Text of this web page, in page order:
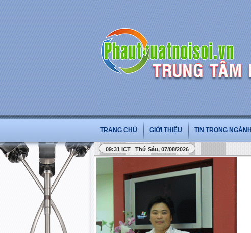
TRANG CHỦ GIỚI THIỆU TIN TRONG NGÀNH
09:31 ICT Thứ Sáu, 07/08/2026